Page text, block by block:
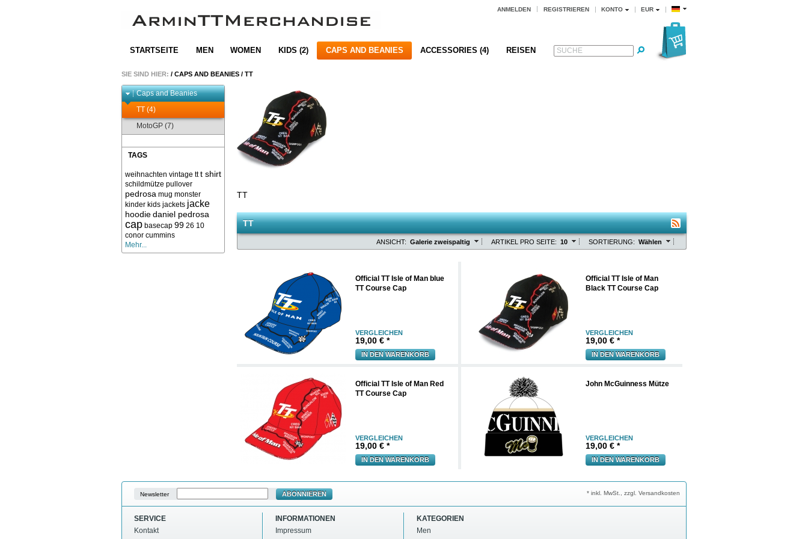
EUR
KONTO
ANMELDEN REGISTRIEREN
STARTSEITE MEN WOMEN KIDS (2) CAPS AND BEANIES ACCESSORIES (4) REISEN SUCHE
SIE SIND HIER: / CAPS AND BEANIES / TT
Caps and Beanies
TT (4)
MotoGP (7)
TAGS
weihnachten vintage tt t shirt
schildmütze pullover
pedrosa mug monster
kinder kids jackets jacke
hoodiedaniel pedrosa
cap basecap 99 26 10
conor cummins
Mehr...
TT
TT
SORTIERUNG: Wählen
ARTIKEL PRO SEITE: 10
ANSICHT: Galerie zweispaltig
Official TT Isle of Man blue
TT Course Cap
VERGLEICHEN
19,00 € *
IN DEN WARENKORB
Official TT Isle of Man
Black TT Course Cap
VERGLEICHEN
19,00 € *
IN DEN WARENKORB
Official TT Isle of Man Red
TT Course Cap
VERGLEICHEN
19,00 € *
IN DEN WARENKORB
John McGuinness Mütze
VERGLEICHEN
19,00 € *
IN DEN WARENKORB
Newsletter ABONNIEREN * inkl. MwSt., zzgl. Versandkosten
SERVICE
Kontakt
INFORMATIONEN
Impressum
KATEGORIEN
Men